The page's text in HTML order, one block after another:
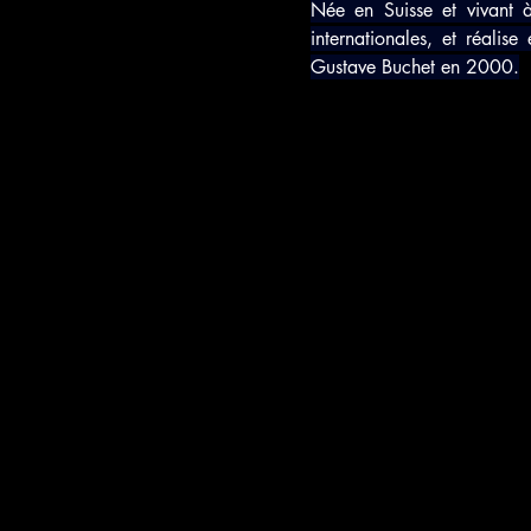
Née en Suisse et vivant
internationales, et
Gustave Buchet en 2000.